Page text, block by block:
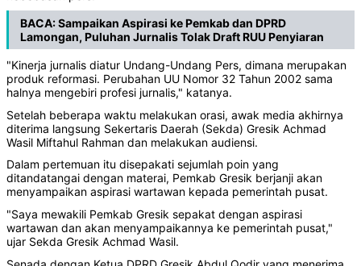
BACA:Sampaikan Aspirasi ke Pemkab dan DPRD
Lamongan, Puluhan Jurnalis Tolak Draft RUU Penyiaran
"Kinerja jurnalis diatur Undang-Undang Pers, dimana merupakan
produk reformasi. Perubahan UU Nomor 32 Tahun 2002 sama
halnya mengebiri profesi jurnalis," katanya.
Setelah beberapa waktu melakukan orasi, awak media akhirnya
diterima langsung Sekertaris Daerah (Sekda) Gresik Achmad
Wasil Miftahul Rahman dan melakukan audiensi.
Dalam pertemuan itu disepakati sejumlah poin yang
ditandatangai dengan materai, Pemkab Gresik berjanji akan
menyampaikan aspirasi wartawan kepada pemerintah pusat.
"Saya mewakili Pemkab Gresik sepakat dengan aspirasi
wartawan dan akan menyampaikannya ke pemerintah pusat,"
ujar Sekda Gresik Achmad Wasil.